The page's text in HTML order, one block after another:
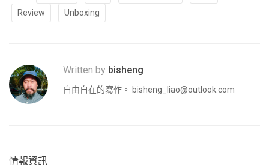
Review
Unboxing
Written by bisheng
自由自在的寫作。 bisheng_liao@outlook.com
情報資訊